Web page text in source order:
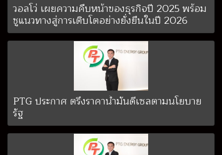
วอลโว่ เผยความคืบหน้าของธุรกิจปี 2025 พร้อม
ชูแนวทางสู่การเติบโตอย่างยั่งยืนในปี 2026
PTG ประกาศ ตรึงราคาน้ำมันดีเซลตามนโยบาย
รัฐ